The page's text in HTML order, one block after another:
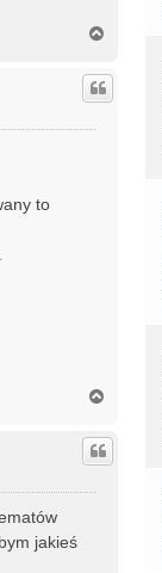
g
r
to
g
r
jakieś